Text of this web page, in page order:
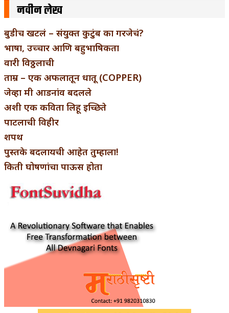
नवीन लेख
बुडीच खटलं – संयुक्त कुटुंब का गरजेचं?
भाषा, उच्चार आणि बहुभाषिकता
वारी विठ्ठलाची
ताम्र – एक अफलातून धातू (COPPER)
जेव्हा मी आडनांव बदलले
अशी एक कविता लिहू इच्छिते
पाटलाची विहीर
शपथ
पुस्तके बदलायची आहेत तुम्हाला!
किती घोषणांचा पाऊस होता